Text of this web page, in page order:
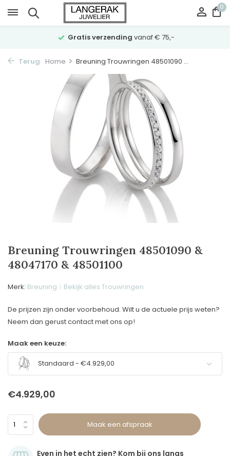
0
Gratis verzending vanaf € 75,-
Terug Home Breuning Trouwringen 48501090 ...
Breuning Trouwringen 48501090 &
48047170 & 48501100
Merk: Breuning Bekijk alles Trouwringen
De prijzen zijn onder voorbehoud. Wilt u de actuele prijs weten?
Neem dan gerust contact met ons op!
Maak een keuze:
Standaard - €4.929,00
€4.929,00
Maak een afspraak
Even in het echt zien? Kom bij ons langs